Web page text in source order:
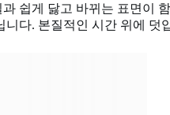
쉽게 닳고 바뀌는 표면이
다. 본질적인 시간 위에 덧